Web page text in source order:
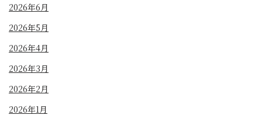
2026年6月
2026年5月
2026年4月
2026年3月
2026年2月
2026年1月